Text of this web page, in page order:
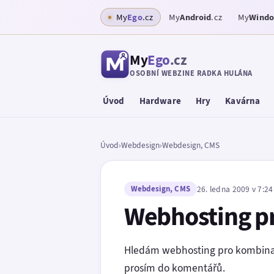
MyEgo.cz MyAndroid.cz My
MyEgo.cz
OSOBNÍ WEBZINE RADKA HULÁNA
Úvod Hardware Hry Kavárna
Úvod›Webdesign›Webdesign, CMS
Webdesign, CMS 26. ledna 2009 v 7:24
Webhosting
Hledám webhosting pro
prosím do komentářů.